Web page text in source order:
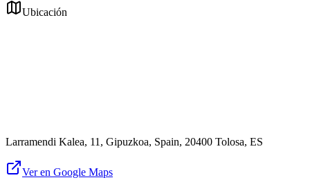
Ubicación
Larramendi Kalea, 11, Gipuzkoa, Spain, 20400 Tolosa, ES
Ver en Google Maps